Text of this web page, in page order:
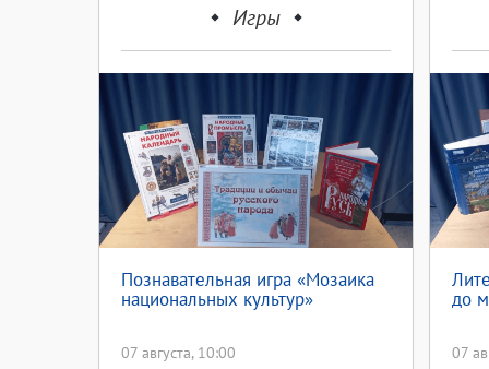
Игры
Познавательная игра «Мозаика
национальных культур»
07 августа, 10:00
до
07